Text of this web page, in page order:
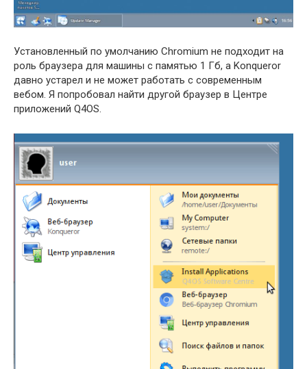
Установленный по умолчанию Chromium не подходит на
роль браузера для машины с памятью 1 Гб, а Konqueror
давно устарел и не может работать с современным
вебом. Я попробовал найти другой браузер в Центре
приложений Q4OS.